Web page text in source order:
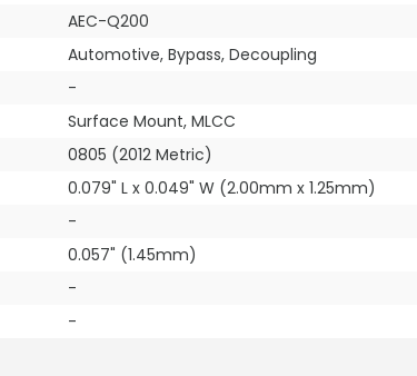
AEC-Q200
Automotive, Bypass, Decoupling
-
Surface Mount, MLCC
0805 (2012 Metric)
0.079" L x 0.049" W (2.00mm x 1.25mm)
-
0.057" (1.45mm)
-
-